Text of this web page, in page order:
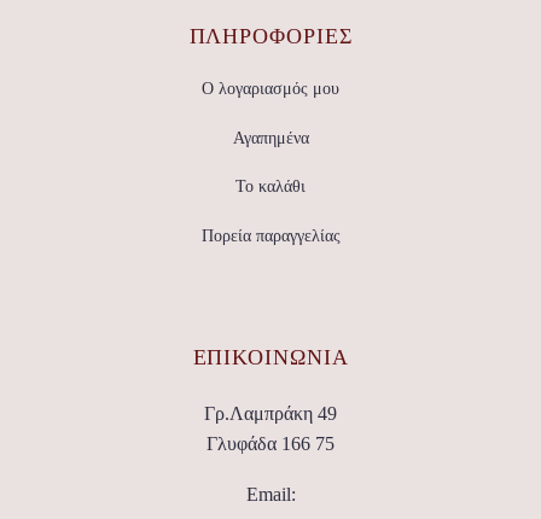
ΠΛΗΡΟΦΟΡΙΕΣ
Ο λογαριασμός μου
Αγαπημένα
Το καλάθι
Πορεία παραγγελίας
ΕΠΙΚΟΙΝΩΝΊΑ
Γρ.Λαμπράκη 49
Γλυφάδα 166 75
Email: